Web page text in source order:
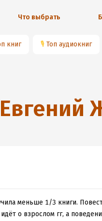
Что выбрать
книг 🎙 Топ аудиокниг
Евгений
меньше 1/3 книги.
о взрослом гг, а